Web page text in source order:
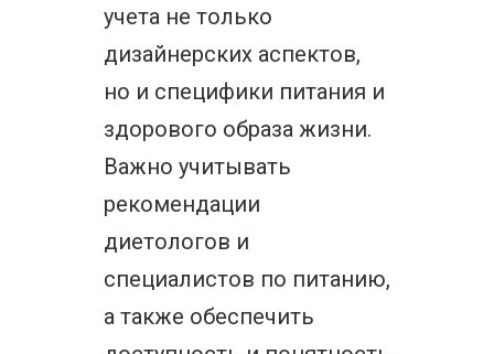
учета не только
дизайнерских аспектов,
но и специфики питания и
здорового образа жизни.
Важно учитывать
рекомендации
диетологов и
специалистов по питанию,
а также обеспечить